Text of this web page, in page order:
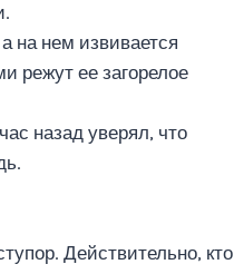
на нем извивается
режут ее загорелое
назад уверял, что
Действительно, кто